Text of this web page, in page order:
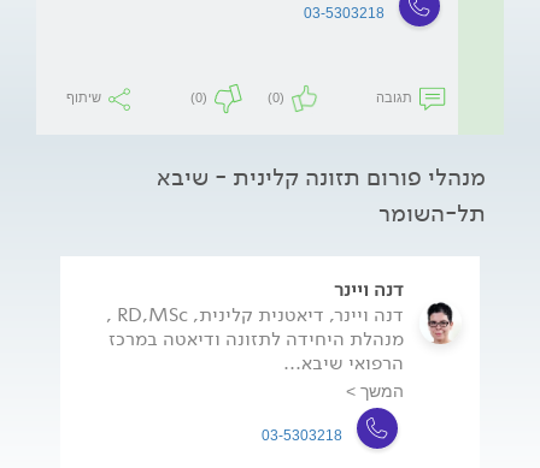
03-5303218
תגובה (0)
(0) שיתוף
מנהלי פורום תזונה קלינית - שיבא
תל-השומר
דנה ויינר
דנה ויינר, דיאטנית קלינית, RD,MSc ,
מנהלת היחידה לתזונה ודיאטה במרכז
הרפואי שיבא...
המשך >
03-5303218